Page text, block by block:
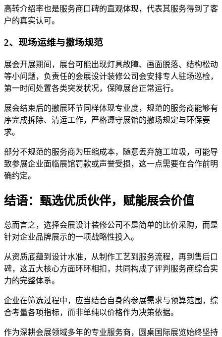
高转介绍率也是服务商口碑的直观体现，代表其服务得到了客
户的真实认可。
2、现场运维与撤场规范
展会开展期间，展台可能出现灯具故障、画面脱落、结构松动
等小问题，负责任的会展设计装修公司会安排专人驻场巡检，
第一时间处置各类突发状况，保障展台正常运行。
展会结束后的撤展环节同样体现专业度，规范的服务商能够有
序完成拆除、清运工作，严格遵守展馆的撤场规定与环保要
求。
部分不规范的服务商为压缩成本，随意丢弃施工垃圾，可能导
致参展企业面临展馆罚款或声誉受损，这一点需要在合作前明
确约定。
结语：甄选优质伙伴，赋能展会价值
总而言之，选择会展设计装修公司不是简单的比价采购，而是
针对企业品牌展示的一项战略性投入。
从资质底蕴到设计水准，从制作工艺到服务流程，再到售后口
碑，这五大核心方面环环相扣，共同构成了评判服务商综合实
力的完整体系。
企业在筛选过程中，应当结合自身的参展需求与预算范围，综
合考量各项指标，而非单纯以价格作为决策依据。
作为深耕会展领域多年的专业服务商，圆桌国际展览始终坚持